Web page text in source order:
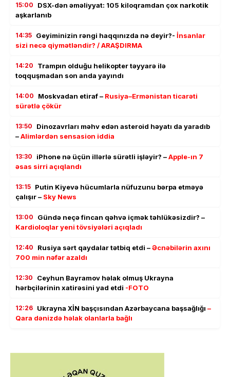
15:00
DSX-dən əməliyyat: 105 kiloqramdan çox narkotik
aşkarlanıb
14:35 Geyiminizin rəngi haqqınızda nə deyir?- İnsanlar
sizi necə qiymətləndir? / ARAŞDIRMA
14:20
Trampın olduğu helikopter təyyarə ilə
toqquşmadan son anda yayındı
14:00 Moskvadan etiraf – Rusiya–Ermənistan ticarəti
sürətlə çökür
13:50
Dinozavrları məhv edən asteroid həyatı da yaradıb
–Alimlərdən sensasion iddia
13:30 iPhone nə üçün illərlə sürətli işləyir? –Apple-ın 7
əsas sirri açıqlandı
13:15 Putin Kiyevə hücumlarla nüfuzunu bərpa etməyə
çalışır – Sky News
13:00
Gündə neçə fincan qəhvə içmək təhlükəsizdir? –
Kardioloqlar yeni tövsiyələri açıqladı
12:40 Rusiya sərt qaydalar tətbiq etdi –Əcnəbilərin axını
700 min nəfər azaldı
12:30
Ceyhun Bayramov həlak olmuş Ukrayna
hərbçilərinin xatirəsini yad etdi -FOTO
12:26 Ukrayna XİN başçısından Azərbaycana başsağlığı –
Qara dənizdə həlak olanlarla bağlı